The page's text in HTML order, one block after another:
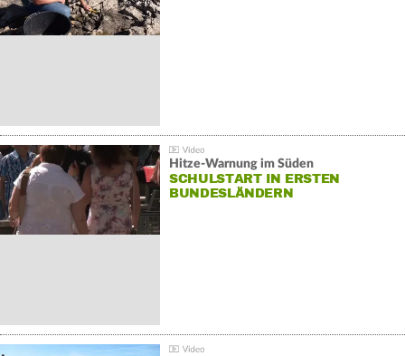
Hitze-Warnung im Süden
SCHULSTART IN ERSTEN
BUNDESLÄNDERN